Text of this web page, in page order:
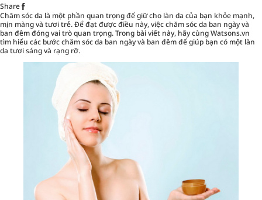
Share
Chăm sóc da là một phần quan trọng để giữ cho làn da của bạn khỏe mạnh,
mịn màng và tươi trẻ. Để đạt được điều này, việc chăm sóc da ban ngày và
ban đêm đóng vai trò quan trọng. Trong bài viết này, hãy cùngWatsons.vn
tìm hiểu các bước chăm sóc da ban ngày và ban đêm để giúp bạn có một làn
da tươi sáng và rạng rỡ.